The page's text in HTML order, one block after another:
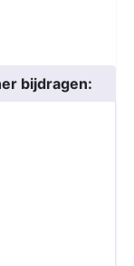
bijdragen: